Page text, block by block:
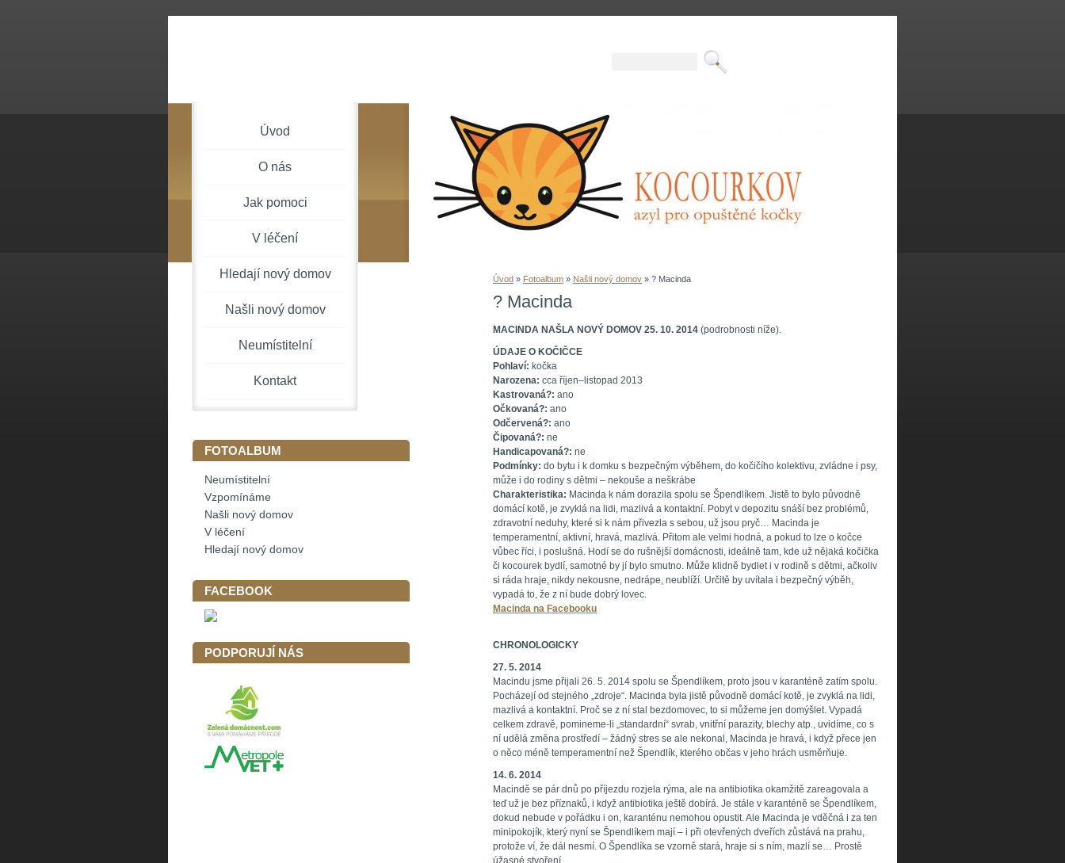
Úvod » Fotoalbum » Našli nový domov » ? Macinda
? Macinda
MACINDA NAŠLA NOVÝ DOMOV 25. 10. 2014 (podrobnosti níže).
ÚDAJE O KOČIČCE
Pohlaví: kočka
Narozena: cca říjen–listopad 2013
Kastrovaná?: ano
Očkovaná?: ano
Odčervená?: ano
Čipovaná?: ne
Handicapovaná?: ne
Podmínky: do bytu i k domku s bezpečným výběhem, do kočičího kolektivu, zvládne i psy,
může i do rodiny s dětmi – nekouše a neškrábe
Charakteristika: Macinda k nám dorazila spolu se Špendlíkem. Jistě to bylo původně
domácí kotě, je zvyklá na lidi, mazlivá a kontaktní. Pobyt v depozitu snáší bez problémů,
zdravotní neduhy, které si k nám přivezla s sebou, už jsou pryč… Macinda je
temperamentní, aktivní, hravá, mazlivá. Přitom ale velmi hodná, a pokud to lze o kočce
vůbec říci, i poslušná. Hodí se do rušnější domácnosti, ideálně tam, kde už nějaká kočička
či kocourek bydlí, samotné by jí bylo smutno. Může klidně bydlet i v rodině s dětmi, ačkoliv
si ráda hraje, nikdy nekousne, nedrápe, neublíží. Určitě by uvítala i bezpečný výběh,
vypadá to, že z ní bude dobrý lovec.
Macinda na Facebooku
CHRONOLOGICKY
27. 5. 2014
Macindu jsme přijali 26. 5. 2014 spolu se Špendlíkem, proto jsou v karanténě zatím spolu.
Pocházejí od stejného „zdroje“. Macinda byla jistě původně domácí kotě, je zvyklá na lidi,
mazlivá a kontaktní. Proč se z ní stal bezdomovec, to si můžeme jen domýšlet. Vypadá
celkem zdravě, pomineme-li „standardní“ svrab, vnitřní parazity, blechy atp., uvidíme, co s
ní udělá změna prostředí – žádný stres se ale nekonal, Macinda je hravá, i když přece jen
o něco méně temperamentní než Špendlík, kterého občas v jeho hrách usměrňuje.
14. 6. 2014
Macindě se pár dnů po příjezdu rozjela rýma, ale na antibiotika okamžitě zareagovala a
teď už je bez příznaků, i když antibiotika ještě dobírá. Je stále v karanténě se Špendlíkem,
dokud nebude v pořádku i on, karanténu nemohou opustit. Ale Macinda je vděčná i za ten
minipokojík, který nyní se Špendlíkem mají – i při otevřených dveřích zůstává na prahu,
protože ví, že dál nesmí. O Špendlíka se vzorně stará, hraje si s ním, mazlí se… Prostě
úžasné stvoření.
Úvod
O nás
Jak pomoci
V léčení
Hledají nový domov
Našli nový domov
Neumístitelní
Kontakt
FOTOALBUM
Neumístitelní
Vzpomínáme
Našli nový domov
V léčení
Hledají nový domov
FACEBOOK
PODPORUJÍ NÁS